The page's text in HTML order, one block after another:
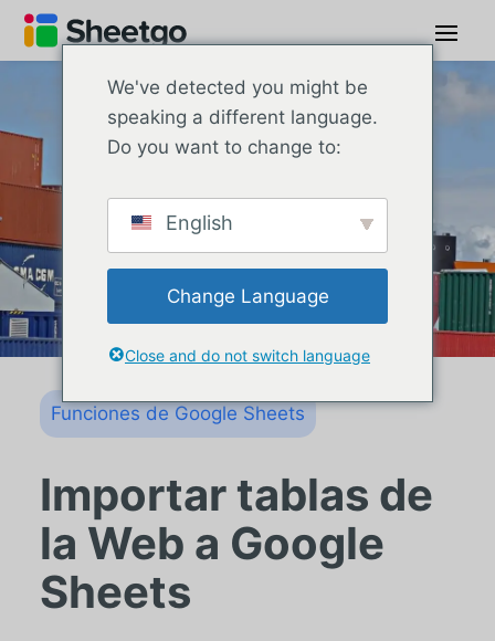
Funciones de Google Sheets
Importar tablas de
la Web a Google
Sheets
We've detected you might be
speaking a different language.
Do you want to change to:
English
Change Language
Close and do not switch language